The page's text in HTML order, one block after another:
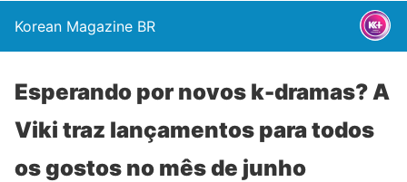
Korean Magazine BR
Esperando por novos k-dramas? A
Viki traz lançamentos para todos
os gostos no mês de junho